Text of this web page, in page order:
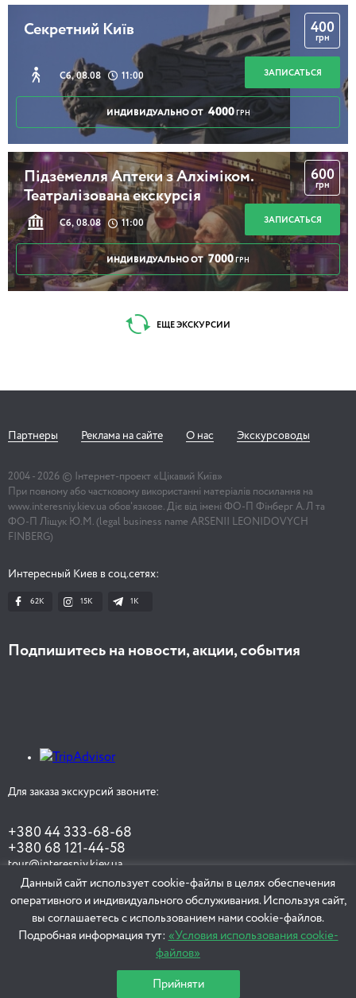
Секретний Київ
Сб, 08.08 11:00
400
грн
ЗАПИСАТЬСЯ
ИНДИВИДУАЛЬНО ОТ 4000 ГРН
Підземелля Аптеки з Алхіміком.
Театралізована екскурсія
Сб, 08.08 11:00
600
грн
ЗАПИСАТЬСЯ
ИНДИВИДУАЛЬНО ОТ 7000 ГРН
ЕЩЕ ЭКСКУРСИИ
Партнеры Реклама на сайте О нас Экскурсоводы
2004 - 2026 © Інтернет-проект «Цікавий Київ»
При повному або частковому використанні матеріалів посилання на
www.interesniy.kiev.ua обов'язкове. Діє від імені ФО-П Фінберг А.Л та
ФО-П Ліщук Ю.М. (legal business name ARSENII LEONIDOVYCH
FINBERG)
Интересный Киев в соц.сетях:
62K 15K 1К
Подпишитесь на новости, акции, события
Для заказа экскурсий звоните:
+380 44 333-68-68
+380 68 121-44-58
tour@interesniy.kiev.ua
ЗАКАЗАТЬ ЭКСКУРСИЮ
Данный сайт использует cookie-файлы в целях обеспечения
оперативного и индивидуального обслуживания. Используя сайт,
вы соглашаетесь с использованием нами cookie-файлов.
Подробная информация тут: «Условия использования cookie-
файлов»
Прийняти